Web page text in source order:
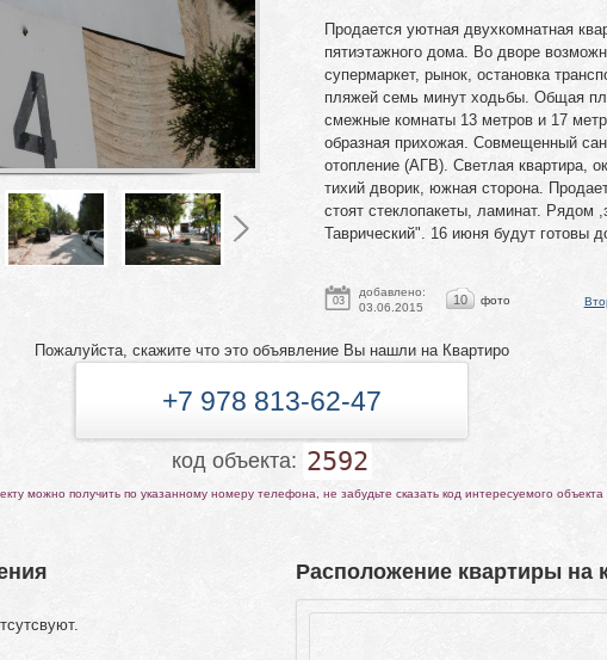
Продается уютная двухкомнатная
пятиэтажного дома. Во дворе
супермаркет, рынок, остановка
пляжей семь минут ходьбы. Общая
смежные комнаты 13 метров и 17
образная прихожая. Совмещенный
отопление (АГВ). Светлая квартира,
тихий дворик, южная сторона.
стоят стеклопакеты, ламинат. Рядом
Таврический". 16 июня будут готовы
03
добавлено:
03.06.2015
10 фото
Пожалуйста, скажите что это объявление Вы нашли на Квартиро
+7 978 813-62-47
код объекта: 2592
можно получить по указанному номеру телефона, не забудьте сказать код интересуемого
Расположение квартиры на